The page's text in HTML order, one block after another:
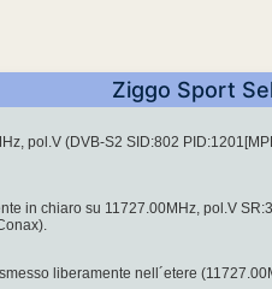
Ziggo Sport
pol.V (DVB-S2 SID:802
in chiaro su 11727.00MHz, pol.V
liberamente nell´etere